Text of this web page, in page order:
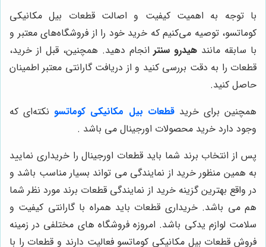
با توجه به اهمیت کیفیت و اصالت قطعات بیل مکانیکی
کوماتسو، توصیه می‌کنیم که خرید خود را از فروشگاه‌های معتبر و
با سابقه مانند هیدرو سنتر انجام دهید. همچنین، قبل از خرید،
قطعات را به دقت بررسی کنید و از دریافت گارانتی معتبر اطمینان
حاصل کنید.
همچنین برای خریدقطعات بیل مکانیکی کوماتسو نکته‌ای که
وجود دارد خرید محصولات اورجینال می باشد .
پس از انتخاب برند شما باید قطعات اورجینال را خریداری نمایید
به همین منظور خرید از نمایندگی می تواند بسیار مناسب باشد و
در واقع بهترین گزینه خرید از نمایندگی قطعات برند مورد نظر شما
هم می باشد. خریداری قطعات باید همراه با گارانتی کیفیت و
سلامت لوازم یدکی باشد. امروزه فروشگاه های مختلفی در زمینه
فروش قطعات بیل مکانیکی کوماتسو فعالیت دارند و قطعات را با